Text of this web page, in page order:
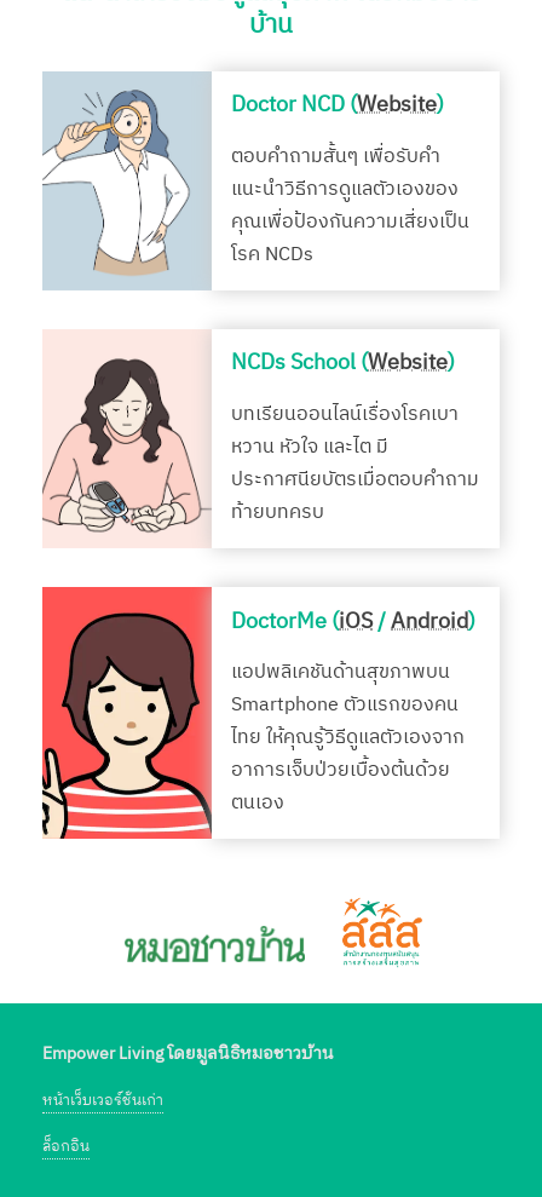
บ้าน
Doctor NCD (Website)
ตอบคำถามสั้นๆ เพื่อรับคำ
แนะนำวิธีการดูแลตัวเองของ
คุณเพื่อป้องกันความเสี่ยงเป็น
โรค NCDs
NCDs School (Website)
บทเรียนออนไลน์เรื่องโรคเบา
หวาน หัวใจ และไต มี
ประกาศนียบัตรเมื่อตอบคำถาม
ท้ายบทครบ
DoctorMe (iOS/Android)
แอปพลิเคชันด้านสุขภาพบน
Smartphone ตัวแรกของคน
ไทย ให้คุณรู้วิธีดูแลตัวเองจาก
อาการเจ็บป่วยเบื้องต้นด้วย
ตนเอง
Empower Living โดยมูลนิธิหมอชาวบ้าน
หน้าเว็บเวอร์ชั่นเก่า
ล็อกอิน